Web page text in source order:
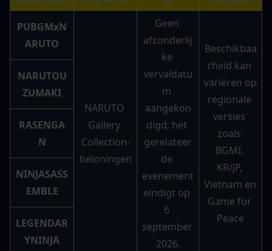
PUBGMxN
ARUTO
NARUTO
Gallery
Collection-
beloningen
Geen
afzonderlij
ke
vervaldatu
m
aangekon
digd; het
gerelateer
de
evenement
eindigt op
6
september
2026.
Beschikbaa
rheid kan
variëren op
regionale
versies
zoals
BGMI,
KR/JP,
Vietnam en
Game for
Peace
NARUTOU
ZUMAKI
RASENGA
N
NINJASASS
EMBLE
LEGENDAR
YNINJA